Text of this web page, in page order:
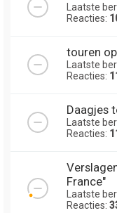
Laatste
Reacties:
touren
Laatste
Reacties: 11
Daagjes
Laatste
Reacties: 11
France"
Laatste
Reacties: